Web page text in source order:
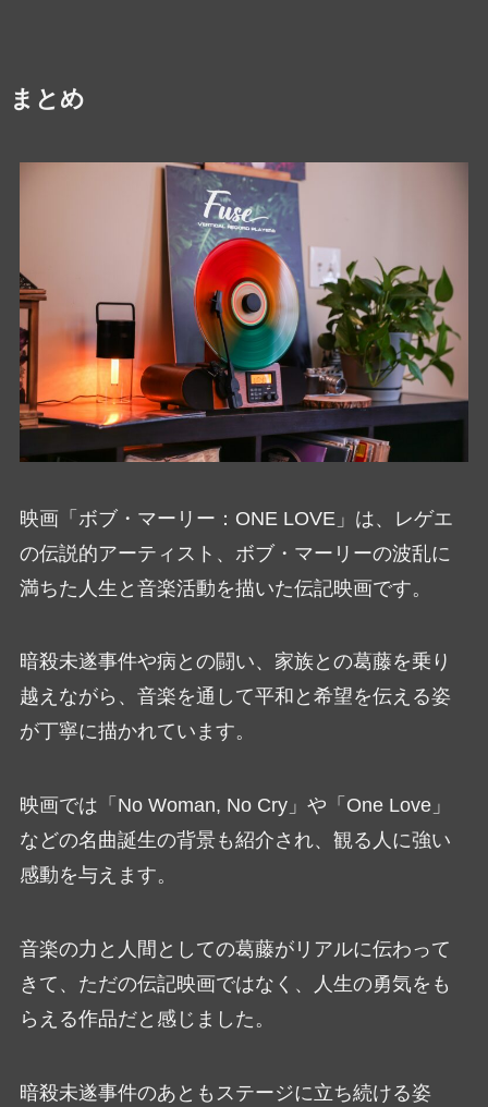
まとめ
映画「ボブ・マーリー：ONE LOVE」は、レゲエ
の伝説的アーティスト、ボブ・マーリーの波乱に
満ちた人生と音楽活動を描いた伝記映画です。
暗殺未遂事件や病との闘い、家族との葛藤を乗り
越えながら、音楽を通して平和と希望を伝える姿
が丁寧に描かれています。
映画では「No Woman, No Cry」や「One Love」
などの名曲誕生の背景も紹介され、観る人に強い
感動を与えます。
音楽の力と人間としての葛藤がリアルに伝わって
きて、ただの伝記映画ではなく、人生の勇気をも
らえる作品だと感じました。
暗殺未遂事件のあともステージに立ち続ける姿